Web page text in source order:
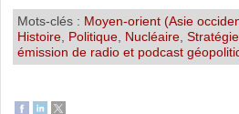
Mots-clés : Moyen-orient (Asie
Histoire, Politique, Nucléaire, Stratégie,
émission de radio et podcast